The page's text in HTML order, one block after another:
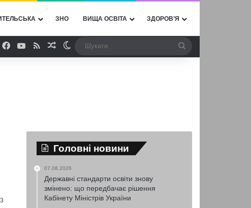
ЗНО ВИЩА ОСВІТА ЗДОРОВ’Я
Facebook
YouTube
RSSВипадкова стаття
Switch skin
Головні новини
07.08.2026
Державні стандарти освіти знову
змінено: що передбачає рішення
Кабінету Міністрів України